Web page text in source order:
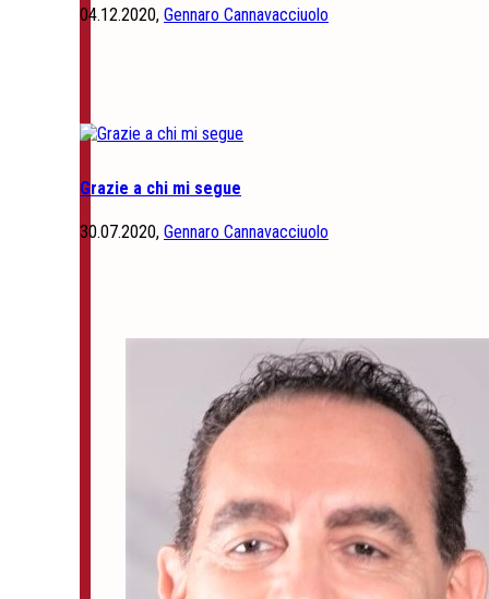
04.12.2020, Gennaro Cannavacciuolo
Grazie a chi mi segue
30.07.2020, Gennaro Cannavacciuolo